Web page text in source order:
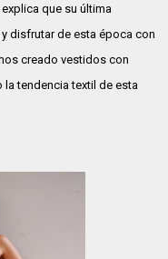
que su última
disfrutar de esta época con
creado vestidos con
tendencia textil de esta